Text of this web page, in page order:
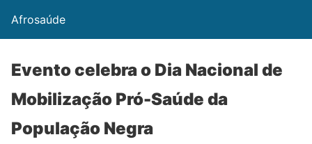
Afrosaúde
Evento celebra o Dia Nacional de
Mobilização Pró-Saúde da
População Negra